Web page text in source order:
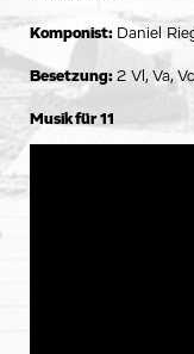
Komponist: Daniel
Besetzung: 2 Vl, Va,
Musik für 11